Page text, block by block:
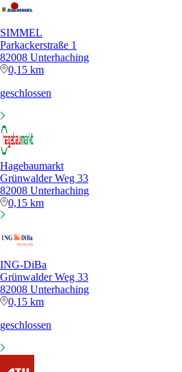
SIMMEL
Parkackerstraße 1
82008 Unterhaching
0,15 km
geschlossen
Hagebaumarkt
Grünwalder Weg 33
82008 Unterhaching
0,15 km
ING-DiBa
Grünwalder Weg 33
82008 Unterhaching
0,15 km
geschlossen